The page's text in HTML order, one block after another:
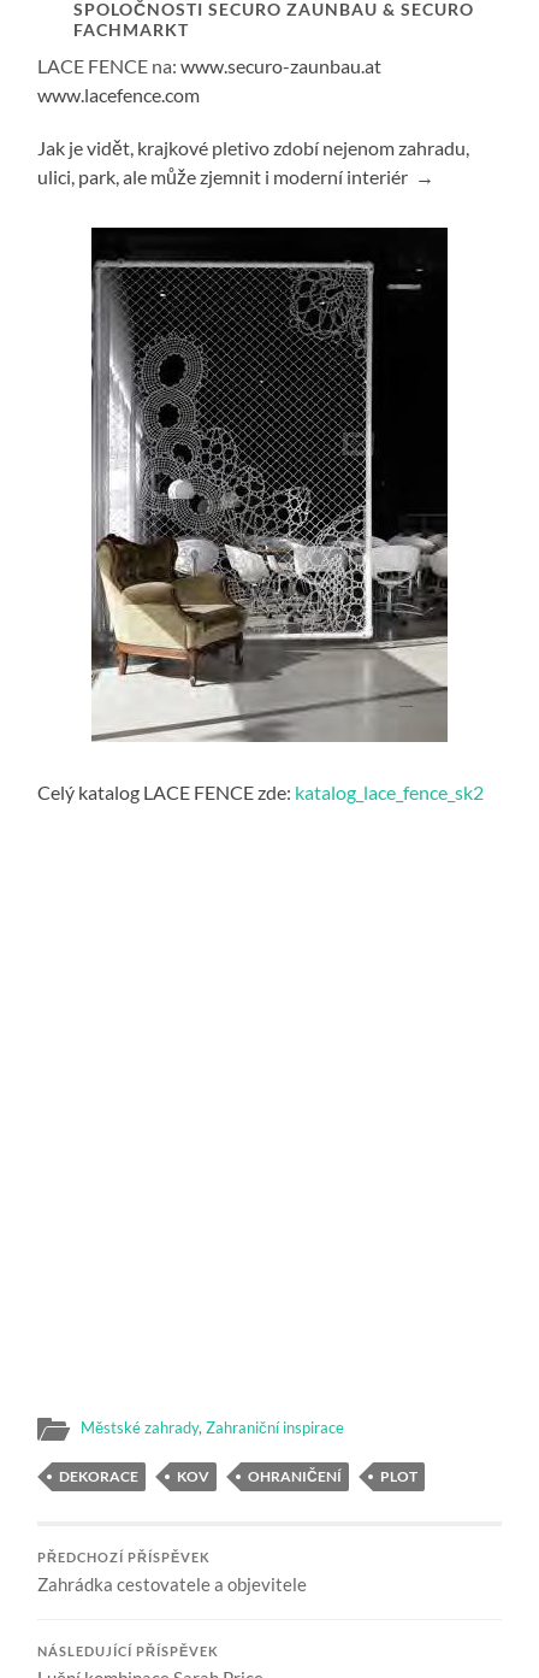
SPOLOČNOSTI SECURO ZAUNBAU & SECURO
FACHMARKT
LACE FENCE na: www.securo-zaunbau.at
www.lacefence.com
Jak je vidět, krajkové pletivo zdobí nejenom zahradu,
ulici, park, ale může zjemnit i moderní interiér →
Celý katalog LACE FENCE zde: katalog_lace_fence_sk2
Městské zahrady,Zahraniční inspirace
DEKORACE KOV OHRANIČENÍ PLOT
PŘEDCHOZÍ PŘÍSPĚVEK
Zahrádka cestovatele a objevitele
NÁSLEDUJÍCÍ PŘÍSPĚVEK